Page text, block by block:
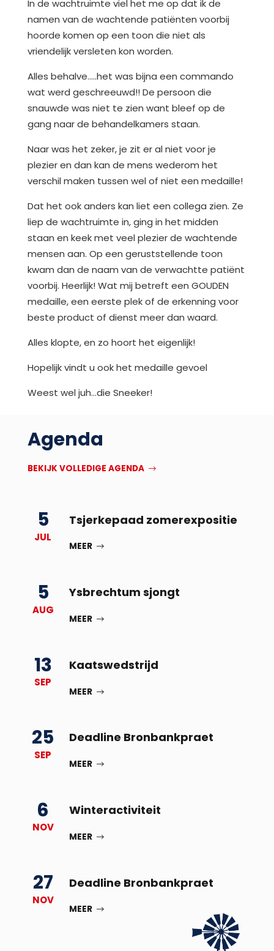
In de wachtruimte viel het me op dat ik de
namen van de wachtende patiënten voorbij
hoorde komen op een toon die niet als
vriendelijk versleten kon worden.
Alles behalve…..het was bijna een commando
wat werd geschreeuwd!! De persoon die
snauwde was niet te zien want bleef op de
gang naar de behandelkamers staan.
Naar was het zeker, je zit er al niet voor je
plezier en dan kan de mens wederom het
verschil maken tussen wel of niet een medaille!
Dat het ook anders kan liet een collega zien. Ze
liep de wachtruimte in, ging in het midden
staan en keek met veel plezier de wachtende
mensen aan. Op een geruststellende toon
kwam dan de naam van de verwachtte patiënt
voorbij. Heerlijk! Wat mij betreft een GOUDEN
medaille, een eerste plek of de erkenning voor
beste product of dienst meer dan waard.
Alles klopte, en zo hoort het eigenlijk!
Hopelijk vindt u ook het medaille gevoel
Weest wel juh…die Sneeker!
Agenda
BEKIJK VOLLEDIGE AGENDA
5
JUL
Tsjerkepaad zomerexpositie
MEER
5
AUG
Ysbrechtum sjongt
MEER
13
SEP
Kaatswedstrijd
MEER
25
SEP
Deadline Bronbankpraet
MEER
6
NOV
Winteractiviteit
MEER
27
NOV
Deadline Bronbankpraet
MEER